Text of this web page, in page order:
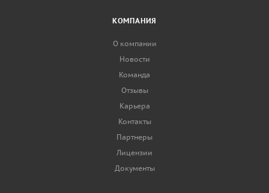
КОМПАНИЯ
О компании
Новости
Команда
Отзывы
Карьера
Контакты
Партнеры
Лицензии
Документы